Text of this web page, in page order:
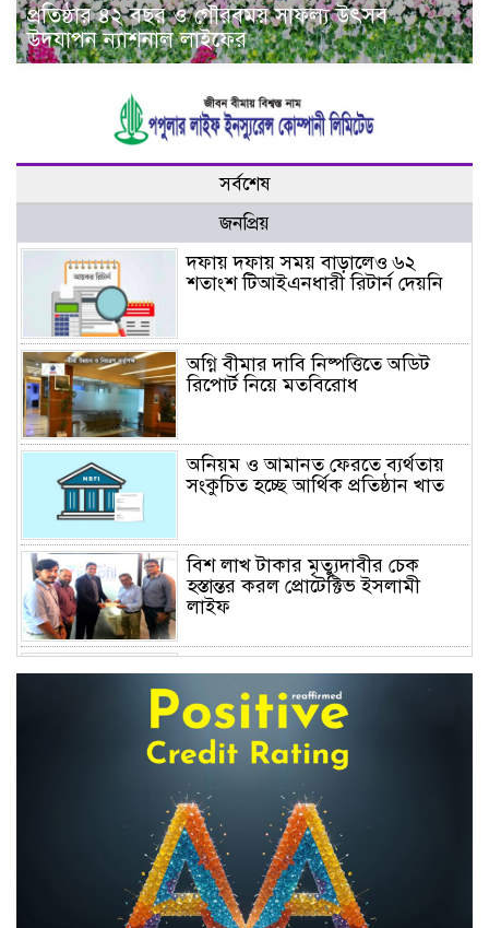
প্রতিষ্ঠার ৪২ বছর ও গৌরবময় সাফল্য উৎসব
উদযাপন ন্যাশনাল লাইফের
সর্বশেষ
জনপ্রিয়
দফায় দফায় সময় বাড়ালেও ৬২
শতাংশ টিআইএনধারী রিটার্ন দেয়নি
অগ্নি বীমার দাবি নিষ্পত্তিতে অডিট
রিপোর্ট নিয়ে মতবিরোধ
অনিয়ম ও আমানত ফেরতে ব্যর্থতায়
সংকুচিত হচ্ছে আর্থিক প্রতিষ্ঠান খাত
বিশ লাখ টাকার মৃত্যুদাবীর চেক
হস্তান্তর করল প্রোটেক্টিভ ইসলামী
লাইফ
শেয়ার দর, ডিএসইর সতর্কবার্তা